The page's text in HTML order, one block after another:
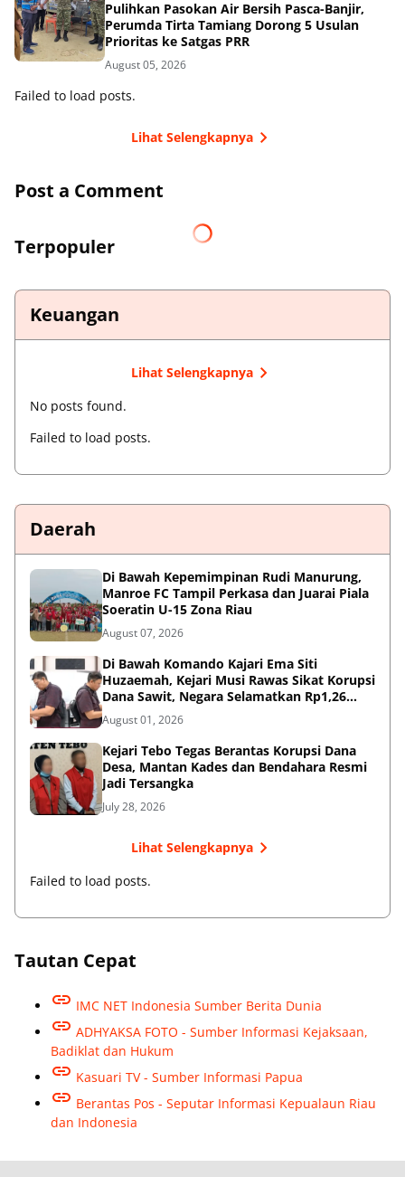
Pulihkan Pasokan Air Bersih Pasca-Banjir,
Perumda Tirta Tamiang Dorong 5 Usulan
Prioritas ke Satgas PRR
August 05, 2026
Failed to load posts.
Lihat Selengkapnya
Post a Comment
Terpopuler
Keuangan
Lihat Selengkapnya
No posts found.
Failed to load posts.
Daerah
Di Bawah Kepemimpinan Rudi Manurung,
Manroe FC Tampil Perkasa dan Juarai Piala
Soeratin U-15 Zona Riau
August 07, 2026
Di Bawah Komando Kajari Ema Siti
Huzaemah, Kejari Musi Rawas Sikat Korupsi
Dana Sawit, Negara Selamatkan Rp1,26
Miliar
August 01, 2026
Kejari Tebo Tegas Berantas Korupsi Dana
Desa, Mantan Kades dan Bendahara Resmi
Jadi Tersangka
July 28, 2026
Lihat Selengkapnya
Failed to load posts.
Tautan Cepat
IMC NET Indonesia Sumber Berita Dunia
ADHYAKSA FOTO - Sumber Informasi Kejaksaan,
Badiklat dan Hukum
Kasuari TV - Sumber Informasi Papua
Berantas Pos - Seputar Informasi Kepualaun Riau
dan Indonesia